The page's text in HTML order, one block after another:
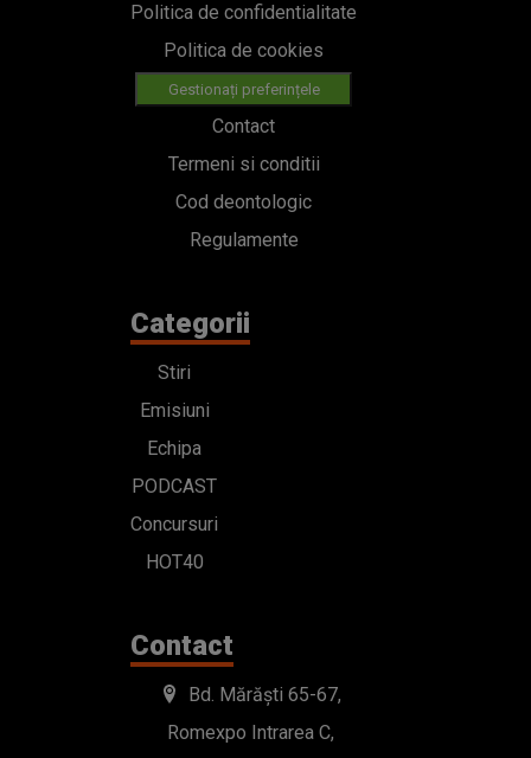
Politica de confidentialitate
Politica de cookies
Gestionați preferințele
Contact
Termeni si conditii
Cod deontologic
Regulamente
Categorii
Stiri
Emisiuni
Echipa
PODCAST
Concursuri
HOT40
Contact
Bd. Mărăști 65-67,
Romexpo Intrarea C,